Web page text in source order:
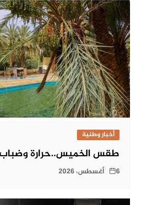
أخبار وطنية
طقس الخميس..حرارة وضباب
6 أغسطس، 2026